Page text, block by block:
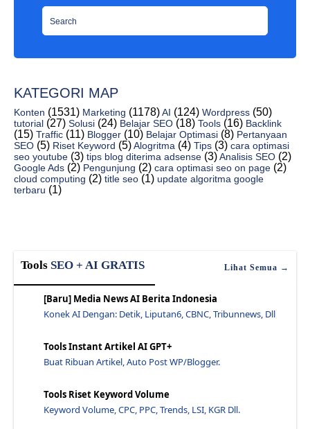
Apakah Ada Jasa Hapus Ulasan Review Google Murah D...
10+ Tools Alternative AI Pembuat PPT Dari Word
Cara Hapus Background Otomatis Di Google [Jawarasp...
9+ Alat AI Penghapus Objek Gambar Dan Background
Apakah Bisa Menggunakan Jasa Seo Bulanan?
Mengapa Harus Menggunakan Jasa SEO Untuk Website?
Cara Menggunakan Soca AI Di Hp Dan PC
30+ Kumpulan Situs AI Edit Gambar Lengkap [Gratis ...
Mengapa Artikel Seo Penting Bagi Perusahaan Dan Pe...
Berapa Banyak Artikel Yang Harus Diisi Dalam Web Pbn?
Apa Perbedaan Antara Profil Backlink Dan Komen?
Apakah Bisnis Pemula Bisa Menggunakan Jasa Seo?
Tips Menguasai Dasar-Dasar Dan Langkah Optimalisas...
10+ Alternative Website Mirip Perplexity AI GRATIS
KATEGORI MAP
Konten (1531) Marketing (1178)AI (124) Wordpress (50)
tutorial (27) Solusi (24) Belajar SEO (18) Tools (16) Backlink
(15) Traffic (11) Blogger (10) Belajar Optimasi (8) Pertanyaan
SEO (5) Riset Keyword (5)Alogritma (4) Tips (3) cara optimasi
seo youtube (3) tips blog diterima adsense (3)Analisis SEO (2)
Google Ads (2) Pengunjung (2) cara optimasi seo on page (2)
cloud computing (2) title seo (1) update algoritma google
terbaru (1)
Tools SEO + AI GRATIS Lihat Semua →
[Baru] Media News AI Berita Indonesia
Konek AI Dengan: Detik, Liputan6, CBNC, Tribunnews, Dll
Tools Instant Artikel AI GPT+
Buat Ribuan Artikel, Auto Post WP/Blogger.
Tools Riset Keyword Volume
Keyword Volume, CPC, PPC, Trends, LSI, KGR Dll.